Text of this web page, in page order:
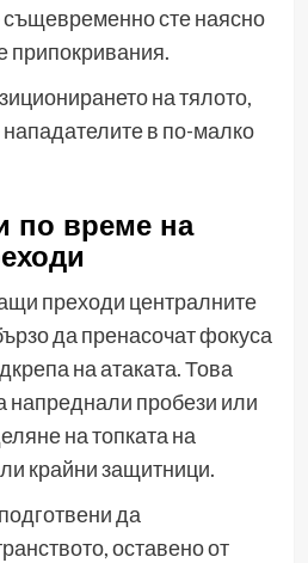
същевременно сте наясно
припокривания.
на тялото,
в по-малко
по време на
преходи централните
да пренасочат фокуса
на атаката. Това
напреднали пробези или
на топката на
крайни защитници.
да
оставено от